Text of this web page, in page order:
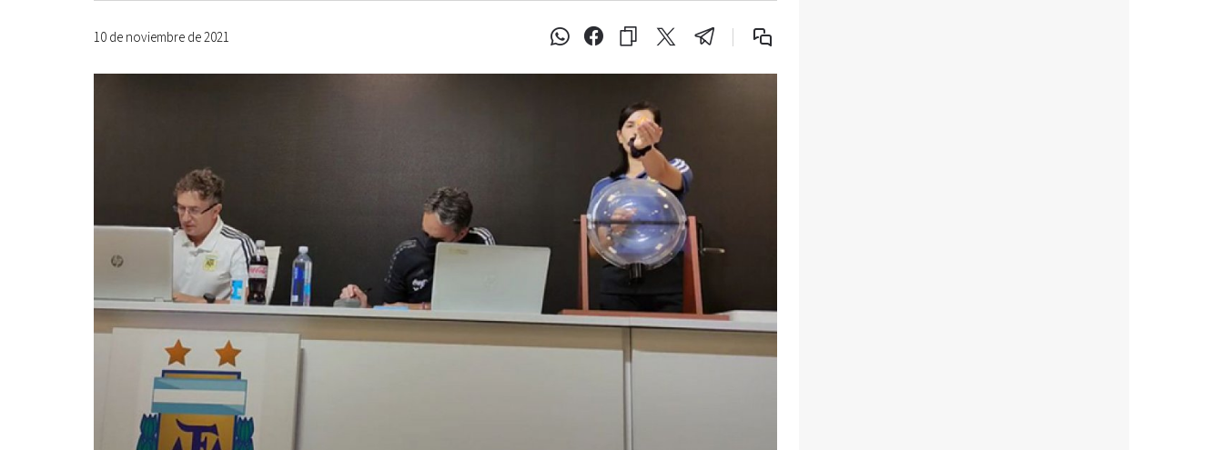
10 de noviembre de 2021